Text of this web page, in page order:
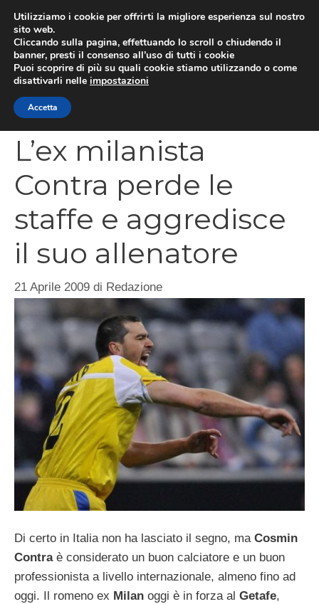
contenuto
L’ex milanista
Contra perde le
staffe e aggredisce
il suo allenatore
21 Aprile 2009 di Redazione
Di certo in Italia non ha lasciato il segno, ma Cosmin
Contraè considerato un buon calciatore e un buon
professionista a livello internazionale, almeno fino ad
oggi. Il romeno ex Milan oggi è in forza al Getafe,
Utilizziamo i cookie per offrirti la migliore esperienza sul nostro
sito web.
Cliccando sulla pagina, effettuando lo scroll o chiudendo il
banner, presti il consenso all’uso di tutti i cookie
Puoi scoprire di più su quali cookie stiamo utilizzando o come
disattivarli nelle impostazioni
Accetta